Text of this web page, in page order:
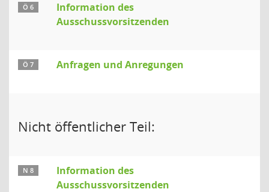
Ö 6
Information des
Ausschussvorsitzenden
Ö 7 Anfragen und Anregungen
Nicht öffentlicher Teil:
N 8
Information des
Ausschussvorsitzenden